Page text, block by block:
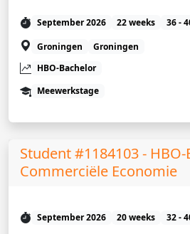
September 2026 22 weeks
36 -
Groningen
Groningen
HBO-Bachelor
Meewerkstage
Student #1184103 -
Commerciële Economie
September 2026 20 weeks
32 -